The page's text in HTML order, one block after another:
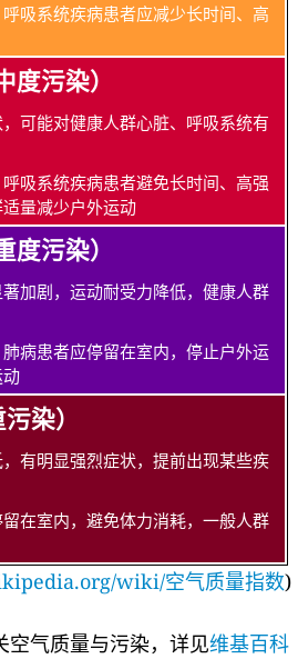
吸系统疾病患者应减少长时间、高
度污染）
可能对健康人群心脏、呼吸系统有
吸系统疾病患者避免长时间、高强
量减少户外运动
度污染）
加剧，运动耐受力降低，健康人群
病患者应停留在室内，停止户外运
染）
有明显强烈症状，提前出现某些疾
在室内，避免体力消耗，一般人群
wiki/空气质量指数)
空气质量与污染，详见维基百科